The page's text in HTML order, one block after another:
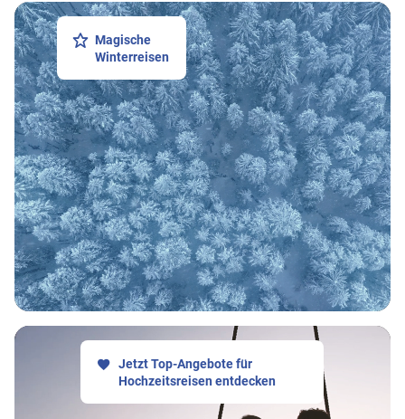
Magische
Winterreisen
Jetzt Top-Angebote für
Hochzeitsreisen entdecken